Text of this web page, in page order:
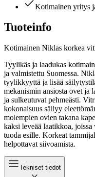
Kotimainen yritys
Tuoteinfo
Kotimainen Niklas korkea
Tyylikäs ja laadukas
ja valmistettu Suomessa.
tyylikkyyttä ja lisää
mekanismin ansiosta ovet ja
ja sulkeutuvat pehmeästi.
kokonaisuus säilyy
molempien ovien takana
kaksi leveää laatikkoa,
tuoda esille. Korkeat
helpottavat siivoamista.
Tekniset tiedot